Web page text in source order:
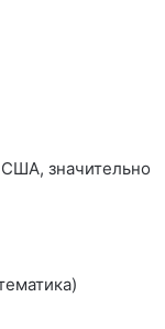
значительно